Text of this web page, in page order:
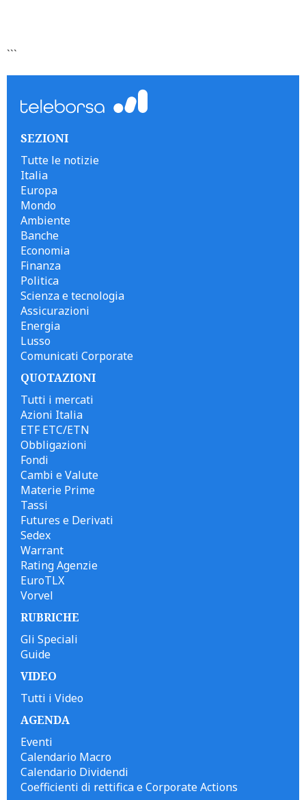
```
SEZIONI
Tutte le notizie
Italia
Europa
Mondo
Ambiente
Banche
Economia
Finanza
Politica
Scienza e tecnologia
Assicurazioni
Energia
Lusso
Comunicati Corporate
QUOTAZIONI
Tutti i mercati
Azioni Italia
ETF ETC/ETN
Obbligazioni
Fondi
Cambi e Valute
Materie Prime
Tassi
Futures e Derivati
Sedex
Warrant
Rating Agenzie
EuroTLX
Vorvel
RUBRICHE
Gli Speciali
Guide
VIDEO
Tutti i Video
AGENDA
Eventi
Calendario Macro
Calendario Dividendi
Coefficienti di rettifica e Corporate Actions